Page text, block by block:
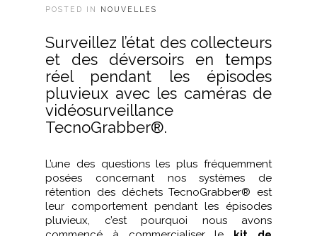
POSTED IN NOUVELLES
Surveillez l’état des collecteurs
et des déversoirs en temps
réel pendant les épisodes
pluvieux avec les caméras de
vidéosurveillance
TecnoGrabber®.
L’une des questions les plus fréquemment
posées concernant nos systèmes de
rétention des déchets TecnoGrabber® est
leur comportement pendant les épisodes
pluvieux, c’est pourquoi nous avons